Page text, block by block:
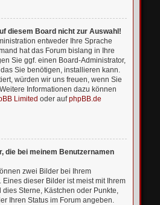
diesem Board nicht zur Auswahl!
entweder Ihre Sprache
hat das Forum bislang in Ihre
Sie ggf. einen Board-Administrator,
Sie benötigen, installieren kann.
würden wir uns freuen, wenn Sie
Informationen dazu können
Limited oder aufphpBB.de
die bei meinem Benutzernamen
zwei Bilder bei Ihrem
Eines dieser Bilder ist meist mit Ihrem
dies Sterne, Kästchen oder Punkte,
Ihren Status im Forum angeben.